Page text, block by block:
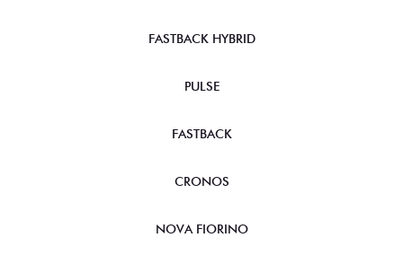
FASTBACK HYBRID
PULSE
FASTBACK
CRONOS
NOVA FIORINO